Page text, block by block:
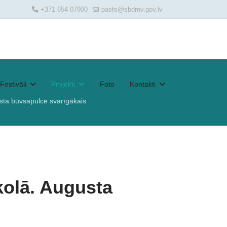
+371 654 07900 pasts@sbdmv.gov.lv
Projekti Foto Kontakti
būvsapulcē svarīgākais
Augusta